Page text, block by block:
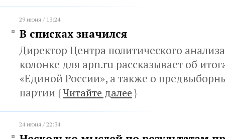
29 июня / 13:24
В списках значился
Директор Центра политического
колонке для apn.ru рассказывает об
«Единой России», а также о
партии {Читайте далее}
24 июня / 22:34